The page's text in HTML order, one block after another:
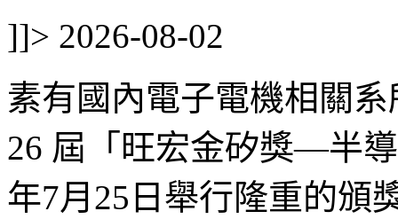
]]> 2026-08-02
素有國內電子電機相關
26 屆「旺宏金矽獎—半
年7月25日舉行隆重的頒